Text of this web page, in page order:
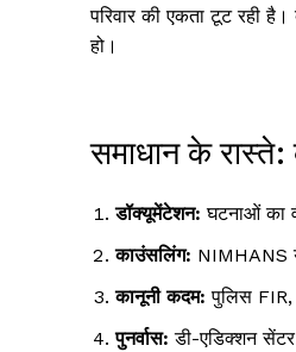
परिवार की एकता टूट रही
हो।
समाधान के
डॉक्यूमेंटेशन: घटनाओं का
काउंसलिंग: NIMHANS
कानूनी कदम: पुलिस FIR,
पुनर्वास: डी-एडिक्शन